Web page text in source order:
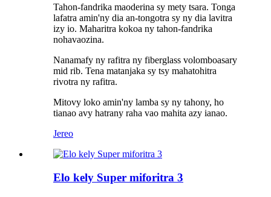
Tahon-fandrika maoderina sy mety tsara. Tonga
lafatra amin'ny dia an-tongotra sy ny dia lavitra
izy io. Maharitra kokoa ny tahon-fandrika
nohavaozina.
Nanamafy ny rafitra ny fiberglass volomboasary
mid rib. Tena matanjaka sy tsy mahatohitra
rivotra ny rafitra.
Mitovy loko amin'ny lamba sy ny tahony, ho
tianao avy hatrany raha vao mahita azy ianao.
Jereo
Elo kely Super miforitra 3